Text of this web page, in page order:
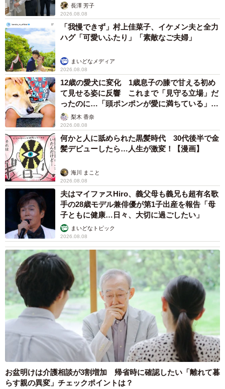
説】長澤 芳子
2026.08.08
「我慢できず」村上佳菜子、イケメン夫と全力
ハグ「可愛いふたり」「素敵なご夫婦」
まいどなメディア
2026.08.08
12歳の愛犬に変化 1歳息子の膝で甘える初め
て見せる姿に反響 これまで「見守る立場」だ
ったのに…「頭ポンポンが愛に満ちている」
「尊…」
梨木 香奈
2026.08.08
何かと人に舐められた黒髪時代 30代後半で金
髪デビューしたら…人生が激変！【漫画】
海川 まこと
2026.08.08
夫はマイファスHiro、義父母も義兄も超有名歌
手の28歳モデル兼俳優が第1子出産を報告「母
子ともに健康…日々、大切に過ごしたい」
まいどなトピック
2026.08.08
お盆明けは介護相談が3割増加 帰省時に確認したい「離れて暮
らす親の異変」チェックポイントは？